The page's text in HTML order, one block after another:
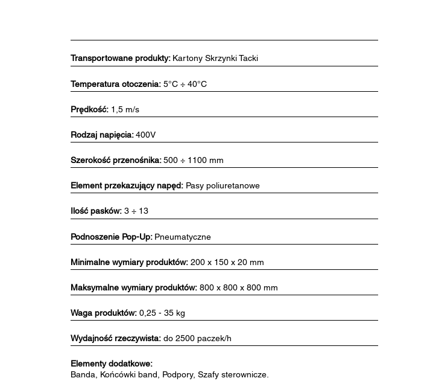
Transportowane produkty: Kartony Skrzynki Tacki
Temperatura otoczenia:5°C ÷ 40°C
Prędkość:1,5 m/s
Rodzaj napięcia:400V
Szerokość przenośnika:500 ÷ 1100 mm
Element przekazujący napęd:Pasy poliuretanowe
Ilość pasków:3 ÷ 13
Podnoszenie Pop-Up: Pneumatyczne
Minimalne wymiary produktów:200 x 150 x 20 mm
Maksymalne wymiary produktów:800 x 800 x 800 mm
Waga produktów:0,25 - 35 kg
Wydajność rzeczywista:do 2500 paczek/h
Elementy dodatkowe:
Banda, Końcówki band, Podpory, Szafy sterownicze.